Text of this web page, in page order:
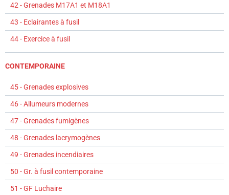
42 - Grenades M17A1 et M18A1
43 - Eclairantes à fusil
44 - Exercice à fusil
CONTEMPORAINE
45 - Grenades explosives
46 - Allumeurs modernes
47 - Grenades fumigènes
48 - Grenades lacrymogènes
49 - Grenades incendiaires
50 - Gr. à fusil contemporaine
51 - GF Luchaire